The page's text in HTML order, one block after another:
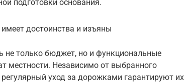
подготовки основания.
достоинства и изъяны
только бюджет, но и функциональные
местности. Независимо от выбранного
уход за дорожками гарантируют их